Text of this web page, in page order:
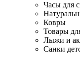
Часы для
Ковры
Товары
Лыжи и
Санки